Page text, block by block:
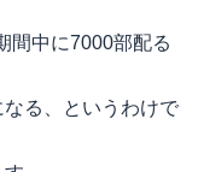
間中に7000部配る
る、というわけで